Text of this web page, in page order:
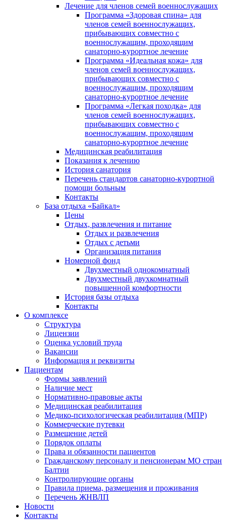
Лечение для членов семей военнослужащих
Программа «Здоровая спина» для
членов семей военнослужащих,
прибывающих совместно с
военнослужащим, проходящим
санаторно-курортное лечение
Программа «Идеальная кожа» для
членов семей военнослужащих,
прибывающих совместно с
военнослужащим, проходящим
санаторно-курортное лечение
Программа «Легкая походка» для
членов семей военнослужащих,
прибывающих совместно с
военнослужащим, проходящим
санаторно-курортное лечение
Медицинская реабилитация
Показания к лечению
История санатория
Перечень стандартов санаторно-курортной
помощи больным
Контакты
База отдыха «Байкал»
Цены
Отдых, развлечения и питание
Отдых и развлечения
Отдых с детьми
Организация питания
Номерной фонд
Двухместный однокомнатный
Двухместный двухкомнатный
повышенной комфортности
История базы отдыха
Контакты
О комплексе
Структура
Лицензии
Оценка условий труда
Вакансии
Информация и реквизиты
Пациентам
Формы заявлений
Наличие мест
Нормативно-правовые акты
Медицинская реабилитация
Медико-психологическая реабилитация (МПР)
Коммерческие путевки
Размещение детей
Порядок оплаты
Права и обязанности пациентов
Гражданскому персоналу и пенсионерам МО стран
Балтии
Контролирующие органы
Правила приема, размещения и проживания
Перечень ЖНВЛП
Новости
Контакты